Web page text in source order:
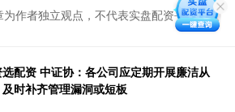
为作者独立观点，不代表实盘配资平台观点
配资 中证协：各公司应定期开展廉洁从
时补齐管理漏洞或短板